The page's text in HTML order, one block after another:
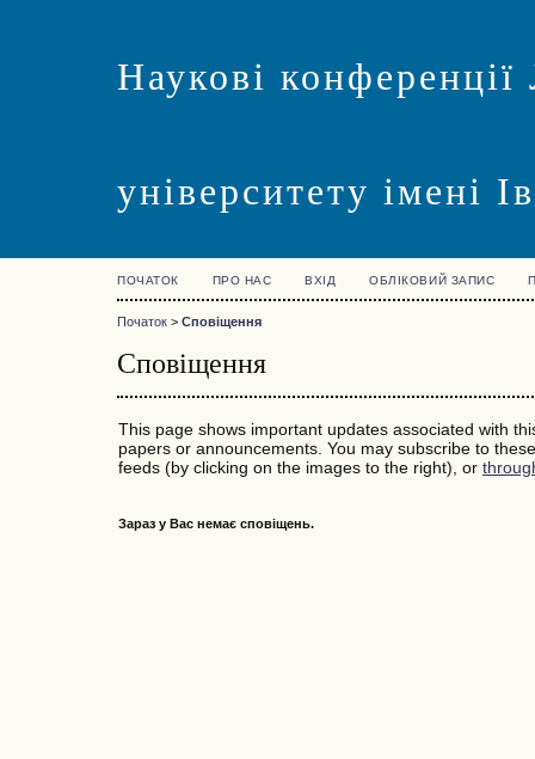
Наукові конференції
університету імені
ПОЧАТОК ПРО НАС ВХІД ОБЛІКОВИЙ ЗАПИС
Початок > Сповіщення
Сповіщення
This page shows important updates associated with
papers or announcements. You may subscribe to
feeds (by clicking on the images to the right), or
Зараз у Вас немає сповіщень.